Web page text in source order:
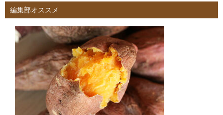
編集部オススメ